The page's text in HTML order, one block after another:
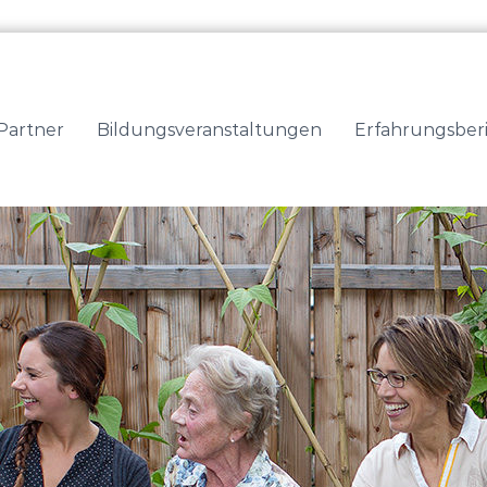
Bildungsveranstaltungen